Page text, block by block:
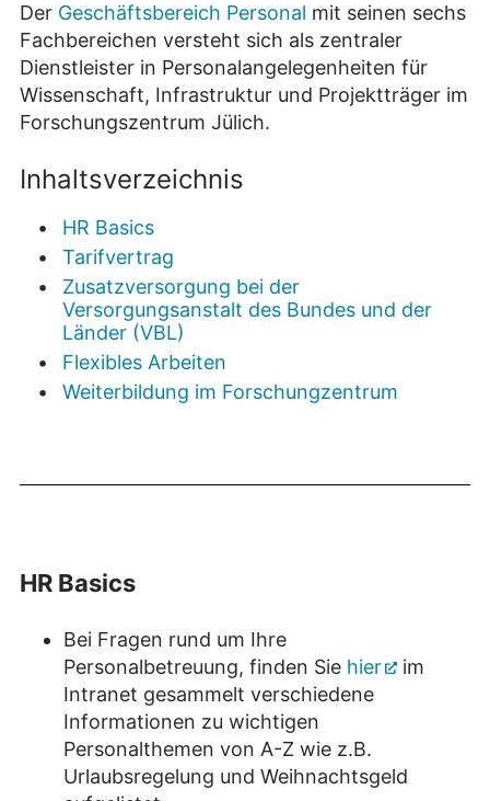
Der Geschäftsbereich Personal mit seinen sechs
Fachbereichen versteht sich als zentraler
Dienstleister in Personalangelegenheiten für
Wissenschaft, Infrastruktur und Projektträger im
Forschungszentrum Jülich.
Inhaltsverzeichnis
HR Basics
Tarifvertrag
Zusatzversorgung bei der
Versorgungsanstalt des Bundes und der
Länder (VBL)
Flexibles Arbeiten
Weiterbildung im Forschungzentrum
HR Basics
Bei Fragen rund um Ihre
Personalbetreuung, finden Sie hier
im
Intranet gesammelt verschiedene
Informationen zu wichtigen
Personalthemen von A-Z wie z.B.
Urlaubsregelung und Weihnachtsgeld